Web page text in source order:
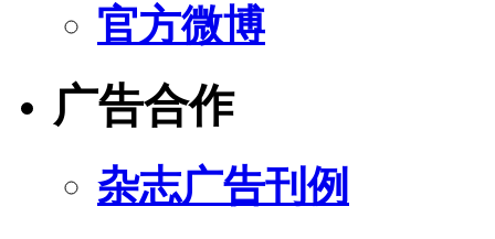
官方微博
广告合作
杂志广告刊例